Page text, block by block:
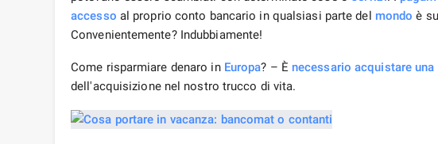
accesso al proprio conto bancario in qualsiasi parte del mondo è
Convenientemente? Indubbiamente!
Come risparmiare denaro in Europa? – È necessario acquistare
dell'acquisizione nel nostro trucco di vita.